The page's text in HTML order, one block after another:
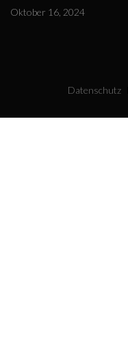
Oktober 16, 2024
Datenschutz